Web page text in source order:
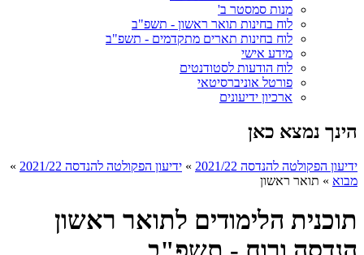
מנות סמסטר ב'
לוח בחינות תואר ראשון - תשפ"ב
לוח בחינות תארים מתקדמים - תשפ"ב
מידע אישי
לוח הודעות לסטודנטים
פורטל אוניברסיטאי
ארכיון ידיעונים
הינך נמצא כאן
ידיעון הפקולטה להנדסה 2021/22 » ידיעון הפקולטה להנדסה 2021/22
»
מבוא » תואר ראשון
תוכנית הלימודים לתואר ראשון